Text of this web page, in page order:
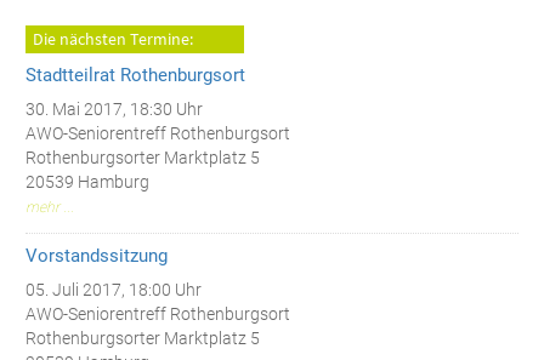
Die nächsten Termine:
Stadtteilrat Rothenburgsort
30. Mai 2017, 18:30 Uhr
AWO-Seniorentreff Rothenburgsort
Rothenburgsorter Marktplatz 5
20539 Hamburg
mehr ...
Vorstandssitzung
05. Juli 2017, 18:00 Uhr
AWO-Seniorentreff Rothenburgsort
Rothenburgsorter Marktplatz 5